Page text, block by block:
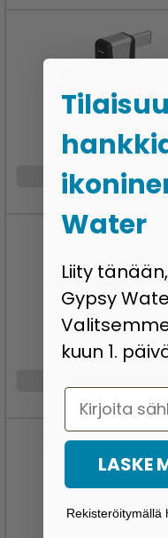
USB-KESKITTIMET
Water
Liity
Gypsy
kuun 1.
Email
LASKE
Rekisteröitymällä